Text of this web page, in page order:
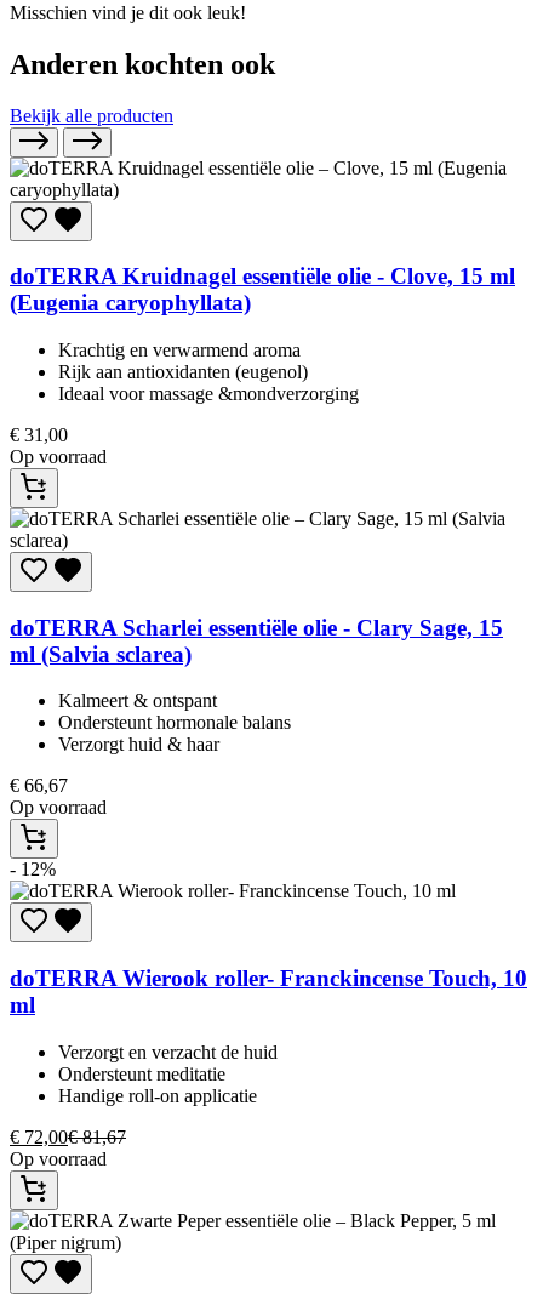
Misschien vind je dit ook leuk!
Anderen kochten ook
Bekijk alle producten
doTERRAKruidnagel essentiële olie - Clove, 15 ml
(Eugenia caryophyllata)
Krachtig en verwarmend aroma
Rijk aan antioxidanten (eugenol)
Ideaal voor massage &mondverzorging
€ 31,00
Op voorraad
doTERRA Scharlei essentiële olie - Clary Sage, 15
ml (Salvia sclarea)
Kalmeert & ontspant​
Ondersteunt hormonale balans​
Verzorgt huid & haar​
€ 66,67
Op voorraad
- 12%
doTERRA Wierook roller- Franckincense Touch, 10
ml
Verzorgt en verzacht de huid
Ondersteunt meditatie
Handige roll-on applicatie​
€ 72,00€81,67
Op voorraad